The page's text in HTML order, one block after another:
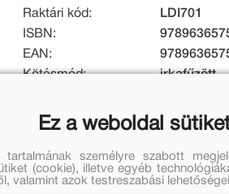
Raktári kód:
LDI701
ISBN:
EAN:
Kötésmód:
irkafűzött
999 Ft
Ez a weboldal
tartalmának személyre szabott
(cookie), illetve egyéb
valamint azok testreszabási